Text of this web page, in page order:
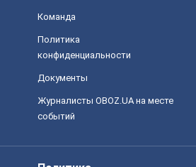
Команда
Политика
конфиденциальности
Документы
Журналисты OBOZ.UA на месте
событий